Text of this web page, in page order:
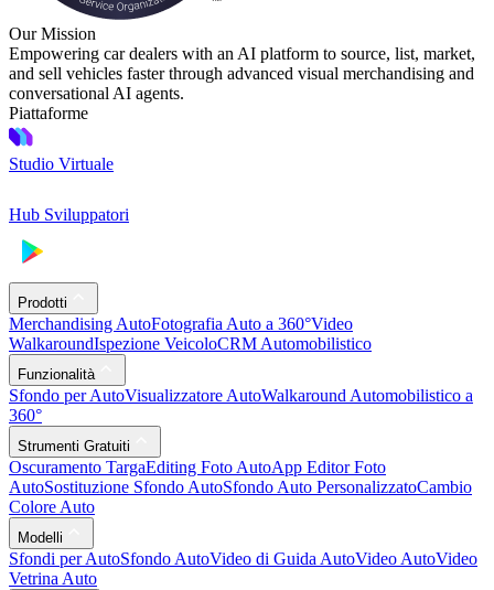
Our Mission
Empowering car dealers with an AI platform to source, list, market,
and sell vehicles faster through advanced visual merchandising and
conversational AI agents.
Piattaforme
Studio Virtuale
Hub Sviluppatori
Prodotti
Merchandising AutoFotografia Auto a 360°Video
WalkaroundIspezione VeicoloCRM Automobilistico
Funzionalità
Sfondo per AutoVisualizzatore AutoWalkaround Automobilistico a
360°
Strumenti Gratuiti
Oscuramento TargaEditing Foto AutoApp Editor Foto
AutoSostituzione Sfondo AutoSfondo Auto PersonalizzatoCambio
Colore Auto
Modelli
Sfondi per AutoSfondo AutoVideo di Guida AutoVideo AutoVideo
Vetrina Auto